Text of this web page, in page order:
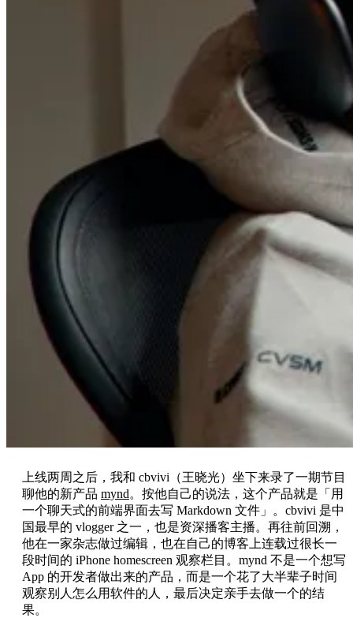
上线两周之后，我和 cbvivi（王晓光）坐下来录了一期节目
聊他的新产品 mynd。按他自己的说法，这个产品就是「用
一个聊天式的前端界面去写 Markdown 文件」。cbvivi 是中
国最早的 vlogger 之一，也是资深播客主播。再往前回溯，
他在一家杂志做过编辑，也在自己的博客上连载过很长一
段时间的 iPhone homescreen 观察栏目。mynd 不是一个想写
App 的开发者做出来的产品，而是一个花了大半辈子时间
观察别人怎么用软件的人，最后决定亲手去做一个的结
果。